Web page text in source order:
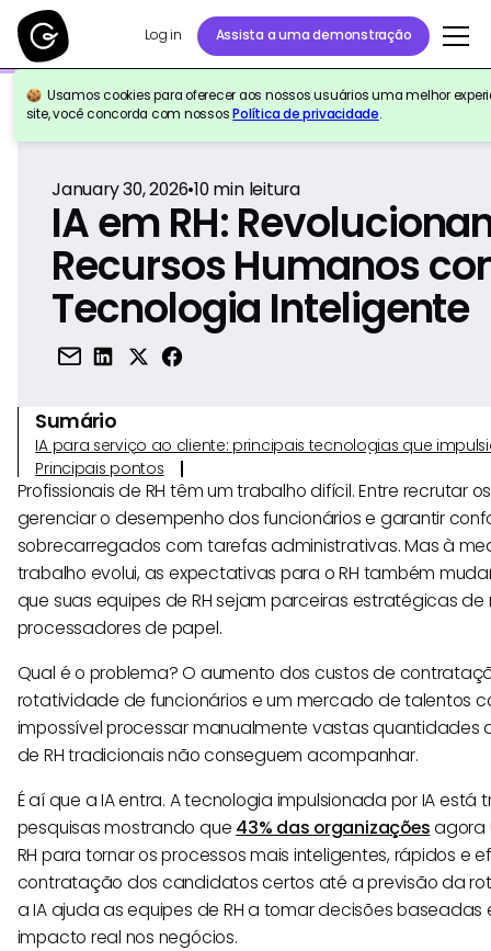
Log in Assista a uma demonstração
Usamos cookies para oferecer aos nossos usuários uma melhor
site, você concorda com nossosPolítica de privacidade.
Voltar para a referência
January 30, 2026•10min leitura
IA em RH:
Recursos Humanos
Tecnologia Inteligente
Sumário
IA para serviço ao cliente: principais tecnologias que
Principais pontos
Profissionais de RH têm um trabalho difícil. Entre recrutar
gerenciar o desempenho dos funcionários e garantir
sobrecarregados com tarefas administrativas. Mas à
trabalho evolui, as expectativas para o RH também
que suas equipes de RH sejam parceiras estratégicas
processadores de papel.
Qual é o problema? O aumento dos custos de
rotatividade de funcionários e um mercado de talentos
impossível processar manualmente vastas quantidades
de RH tradicionais não conseguem acompanhar.
É aí que a IA entra. A tecnologia impulsionada por IA está
pesquisas mostrando que 43% das organizaçõesagora
RH para tornar os processos mais inteligentes, rápidos e
contratação dos candidatos certos até a previsão da
a IA ajuda as equipes de RH a tomar decisões
impacto real nos negócios.